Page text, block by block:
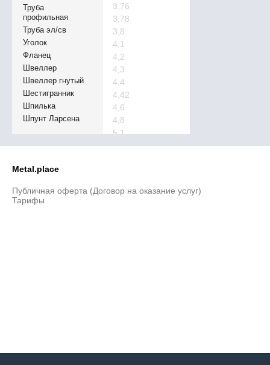
Труба
профильная
Труба эл/св
Уголок
Фланец
Швеллер
Швеллер гнутый
Шестигранник
Шпилька
Шпунт Ларсена
3,76
3,78
3,8
4,1
4,2
4,3
4,4
4,42
4,6
4,8
5,1
5,2
6,2
Metal.place
Публичная оферта (Договор на оказание услуг)
Тарифы